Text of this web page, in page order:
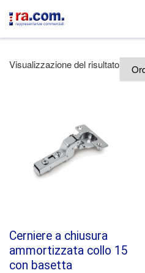
Passa al contenuto
Visualizzazione del risultato
Cerniere a chiusura
ammortizzata collo 15
con basetta